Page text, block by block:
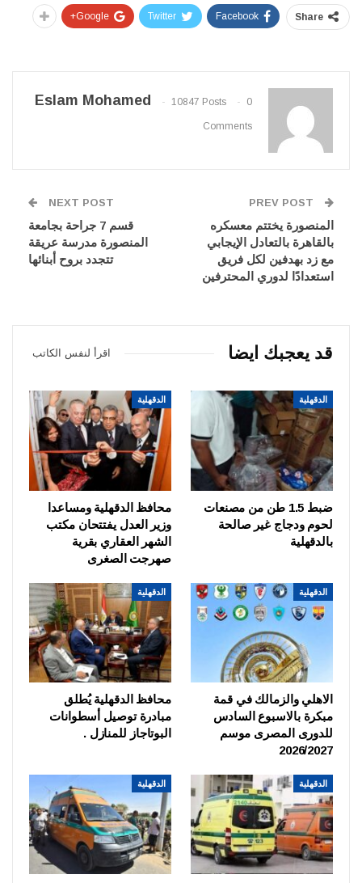
Share
Facebook
Twitter
Google+
Eslam Mohamed 10847 Posts 0
Comments
المنصورة يختتم معسكره
بالقاهرة بالتعادل الإيجابي
مع زد بهدفين لكل فريق
استعدادًا لدوري المحترفين
NEXT POST
قسم 7 جراحة بجامعة
المنصورة مدرسة عريقة
تتجدد بروح أبنائها
قد يعجبك ايضا اقرأ لنفس الكاتب
الدقهلية
ضبط 1.5 طن من مصنعات
لحوم ودجاج غير صالحة
بالدقهلية
الدقهلية
محافظ الدقهلية ومساعدا
وزير العدل يفتتحان مكتب
الشهر العقاري بقرية
صهرجت الصغرى
الدقهلية
الاهلي والزمالك في قمة
مبكرة بالاسبوع السادس
للدورى المصرى موسم
2026/2027
الدقهلية
محافظ الدقهلية يُطلق
مبادرة توصيل أسطوانات
البوتاجاز للمنازل .
الدقهلية الدقهلية